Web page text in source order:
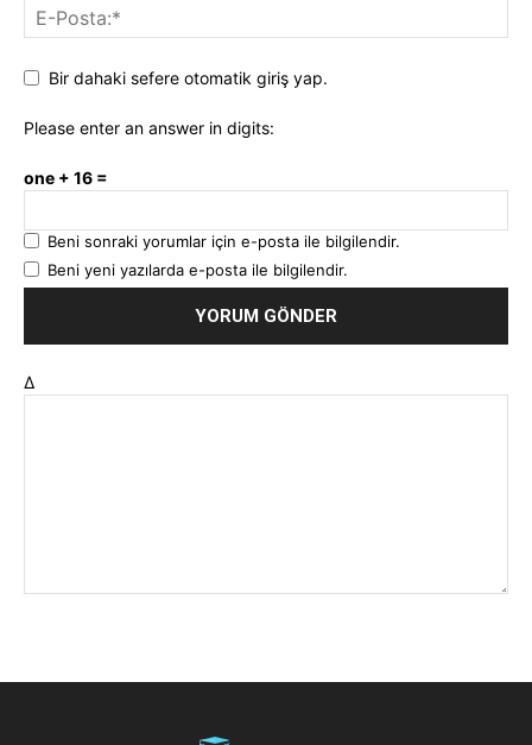
Bir dahaki sefere otomatik giriş yap.
Please enter an answer in digits:
one + 16 =
Beni sonraki yorumlar için e-posta ile bilgilendir.
Beni yeni yazılarda e-posta ile bilgilendir.
Δ